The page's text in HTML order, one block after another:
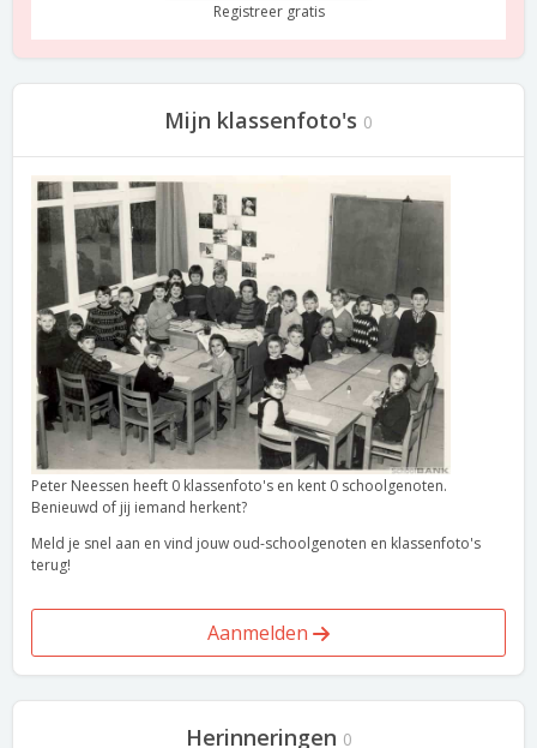
Registreer gratis
Mijn klassenfoto's 0
Peter Neessen heeft 0 klassenfoto's en kent 0 schoolgenoten.
Benieuwd of jij iemand herkent?
Meld je snel aan en vind jouw oud-schoolgenoten en klassenfoto's
terug!
Aanmelden
Herinneringen 0